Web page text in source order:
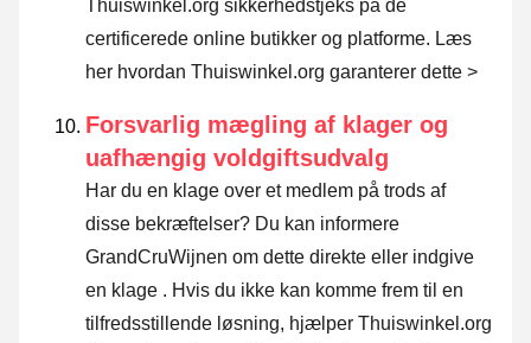
Thuiswinkel.org sikkerhedstjeks på de
certificerede online butikker og platforme. Læs
her hvordan Thuiswinkel.org garanterer dette >
Forsvarlig mægling af klager og
uafhængig voldgiftsudvalg
Har du en klage over et medlem på trods af
disse bekræftelser? Du kan informere
GrandCruWijnen om dette direkte eller indgive
en klage . Hvis du ikke kan komme frem til en
tilfredsstillende løsning, hjælper Thuiswinkel.org